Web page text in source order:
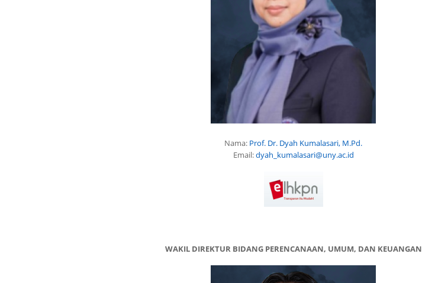
Nama: Prof. Dr. Dyah Kumalasari, M.Pd.
Email:dyah_kumalasari@uny.ac.id
WAKIL DIREKTUR BIDANG PERENCANAAN, UMUM, DAN KEUANGAN